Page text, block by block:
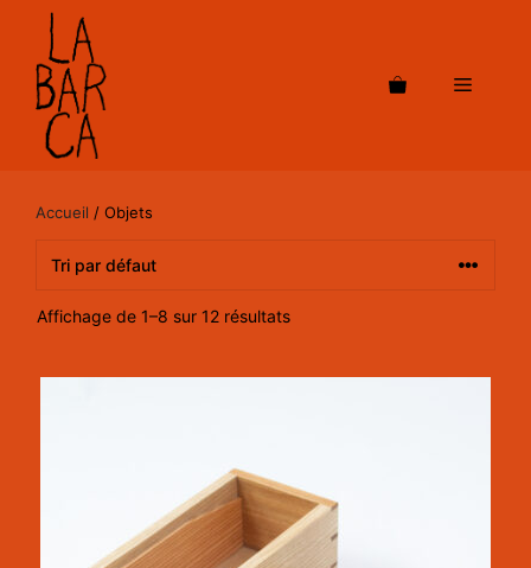
contenu
Menu
Accueil / Objets
Affichage de 1–8 sur 12 résultats